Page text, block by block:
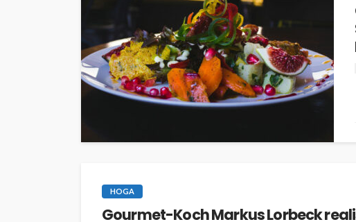
HOGA
Gourmet-Koch Markus Lorbeck